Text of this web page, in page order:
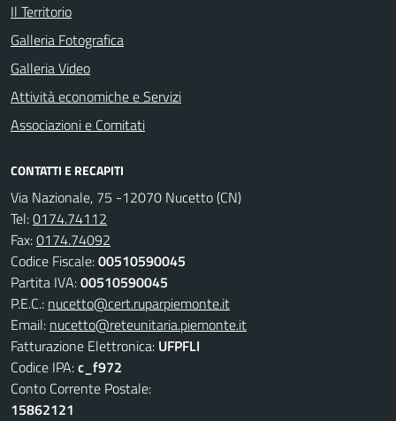
Il Territorio
Galleria Fotografica
Galleria Video
Attività economiche e Servizi
Associazioni e Comitati
CONTATTI E RECAPITI
Via Nazionale, 75 -12070 Nucetto (CN)
Tel:0174.74112
Fax:0174.74092
Codice Fiscale:00510590045
Partita IVA:00510590045
P.E.C.: nucetto@cert.ruparpiemonte.it
Email: nucetto@reteunitaria.piemonte.it
Fatturazione Elettronica: UFPFLI
Codice IPA:c_f972
Conto Corrente Postale:
15862121